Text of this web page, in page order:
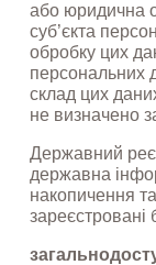
або юридична
суб’єкта
обробку цих
персональних
склад цих
не визначено
Державний
державна
накопичення
зареєстровані